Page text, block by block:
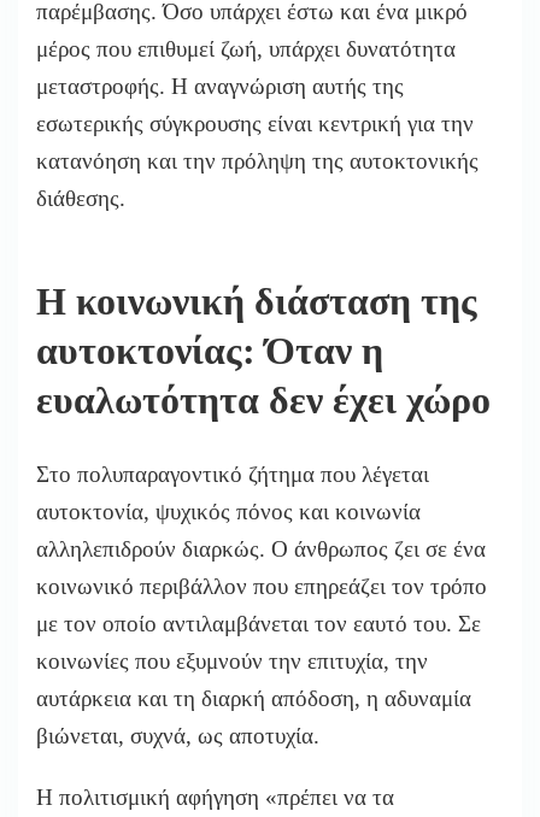
παρέμβασης. Όσο υπάρχει έστω και ένα μικρό
μέρος που επιθυμεί ζωή, υπάρχει δυνατότητα
μεταστροφής. Η αναγνώριση αυτής της
εσωτερικής σύγκρουσης είναι κεντρική για την
κατανόηση και την πρόληψη της αυτοκτονικής
διάθεσης.
Η κοινωνική διάσταση της
αυτοκτονίας: Όταν η
ευαλωτότητα δεν έχει χώρο
Στο πολυπαραγοντικό ζήτημα που λέγεται
αυτοκτονία, ψυχικός πόνος και κοινωνία
αλληλεπιδρούν διαρκώς. Ο άνθρωπος ζει σε ένα
κοινωνικό περιβάλλον που επηρεάζει τον τρόπο
με τον οποίο αντιλαμβάνεται τον εαυτό του. Σε
κοινωνίες που εξυμνούν την επιτυχία, την
αυτάρκεια και τη διαρκή απόδοση, η αδυναμία
βιώνεται, συχνά, ως αποτυχία.
Η πολιτισμική αφήγηση «πρέπει να τα